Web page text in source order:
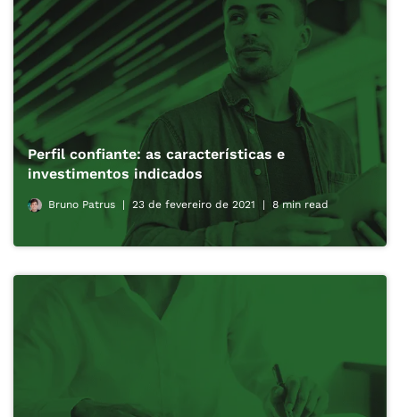
Perfil confiante: as características e
investimentos indicados
Bruno Patrus 23 de fevereiro de 2021 8 min read